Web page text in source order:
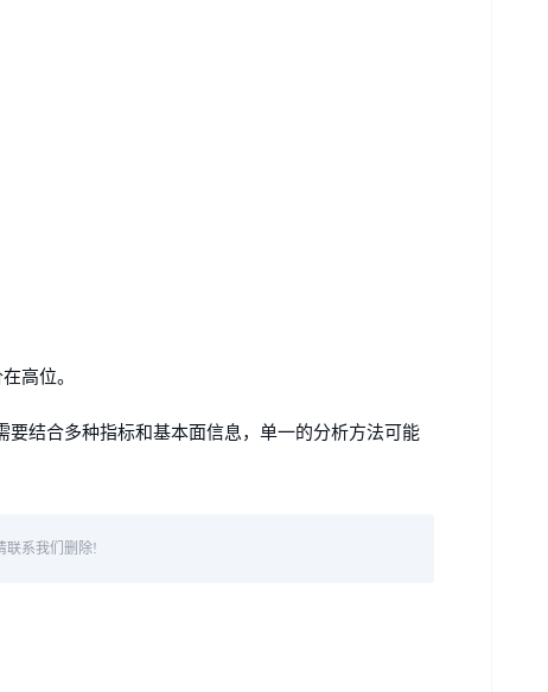
高位。
结合多种指标和基本面信息，单一的分析方法可能
联系我们删除!